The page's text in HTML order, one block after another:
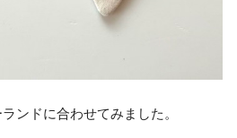
ンドに合わせてみました。